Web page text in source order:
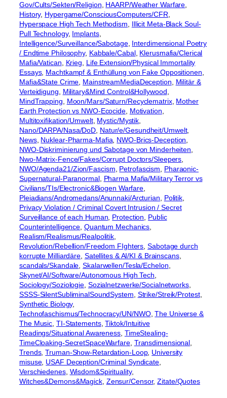
Gov/Cults/Sekten/Religion HAARP/Weather Warfare
History, Hypergame/ConsciousComputers/CFR
Hyperspace High Tech Methodism
Illicit Meta-Black Soul-
Pull Technology, Implants
Intelligence/Surveillance/Sabotage, Interdimensional Poetry
/ Endtime Philosophy, Kabbale/Cabal, Klerusmafia/Clerical
Mafia/Vatican
Krieg
Life Extension/Physical Immortality
Essays, Machtkampf & Enthüllung von Fake Oppositionen
Mafia&State Crime MainstreamMediaDeception
Militär &
Verteidigung
Military&Mind Control&Hollywood
MindTrapping
Moon/Mars/Saturn/Recyclematrix, Mother
Earth Protection vs NWO-Ecocide, Motivation
Multitoxifikation/Umwelt, Mystic/Mystik
Nano/DARPA/Nasa/DoD Natur/e/Gesundheit/Umwelt
News, Nuklear-Pharma-Mafia NWO-Brics-Deception
NWO-Diskriminierung und Sabotage von Minderheiten
Nwo-Matrix-Fence/Fakes/Corrupt Doctors/Sleepers
NWO/Agenda21/Zion/Fascism Petrofascism
Pharaonic-
Supernatural-Paranormal, Pharma Mafia/Military Terror vs
Civilians/TIs/Electronic&Biogen Warfare
Pleiadians/Andromedans/Anunnaki/Arcturian
Politik
Privacy Violation / Criminal Covert Intrusion / Secret
Surveillance of each Human Protection
Public
Counterintelligence Quantum Mechanics
Realism/Realismus/Realpolitik
Revolution/Rebellion/Freedom FIghters , Sabotage durch
korrupte Milliardäre Satellites & AI/KI & Brainscans
scandals/Skandale , Skalarwellen/Tesla/Echelon
Skynet/AI/Software/Autonomous High Tech
Sociology/Soziologie Sozialnetzwerke/Socialnetworks
SSSS-SilentSubliminalSoundSystem Strike/Streik/Protest
Synthetic Biology
Technofaschismus/Technocracy/UN/NWO, The Universe &
The Music TI-Statements, Tiktok/Intuitive
Readings/Situational Awareness TimeStealing-
TimeCloaking-SecretSpaceWarfare, Transdimensional
Trends, Truman-Show-Retardation-Loop, University
misuse, USAF Deception/Criminal Syndicate
Verschiedenes, Wisdom&Spirituality
Witches&Demons&Magick, Zensur/Censor, Zitate/Quotes